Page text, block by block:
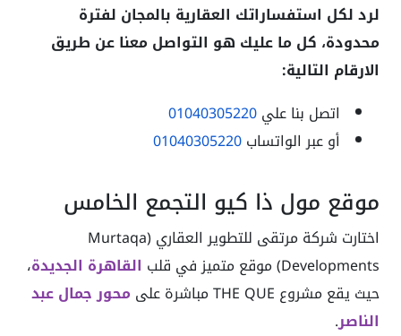
لرد لكل استفساراتك العقارية بالمجان لفترة
محدودة، كل ما عليك هو التواصل معنا عن طريق
الارقام التالية:
اتصل بنا علي01040305220
أو عبر الواتساب01040305220
موقع مول ذا كيو التجمع الخامس
اختارت شركة مرتقى للتطوير العقاري (Murtaqa
Developments) موقع متميز في قلب
القاهرة الجديدة،
حيث يقع مشروع THE QUE مباشرة على
محور جمال عبد
الناصر.